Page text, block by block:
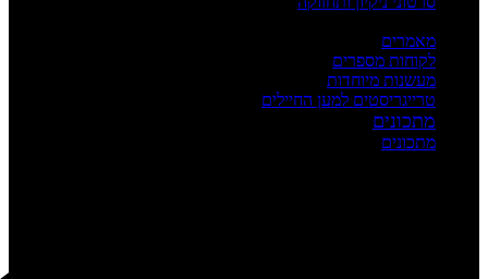
מאמרים
לקוחות מספרים
מעשנות מיוחדות
טרייגריסטים למען החיילים
מתכונים
מתכונים